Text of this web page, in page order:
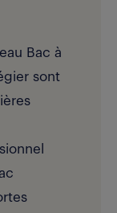
Bac à
sont